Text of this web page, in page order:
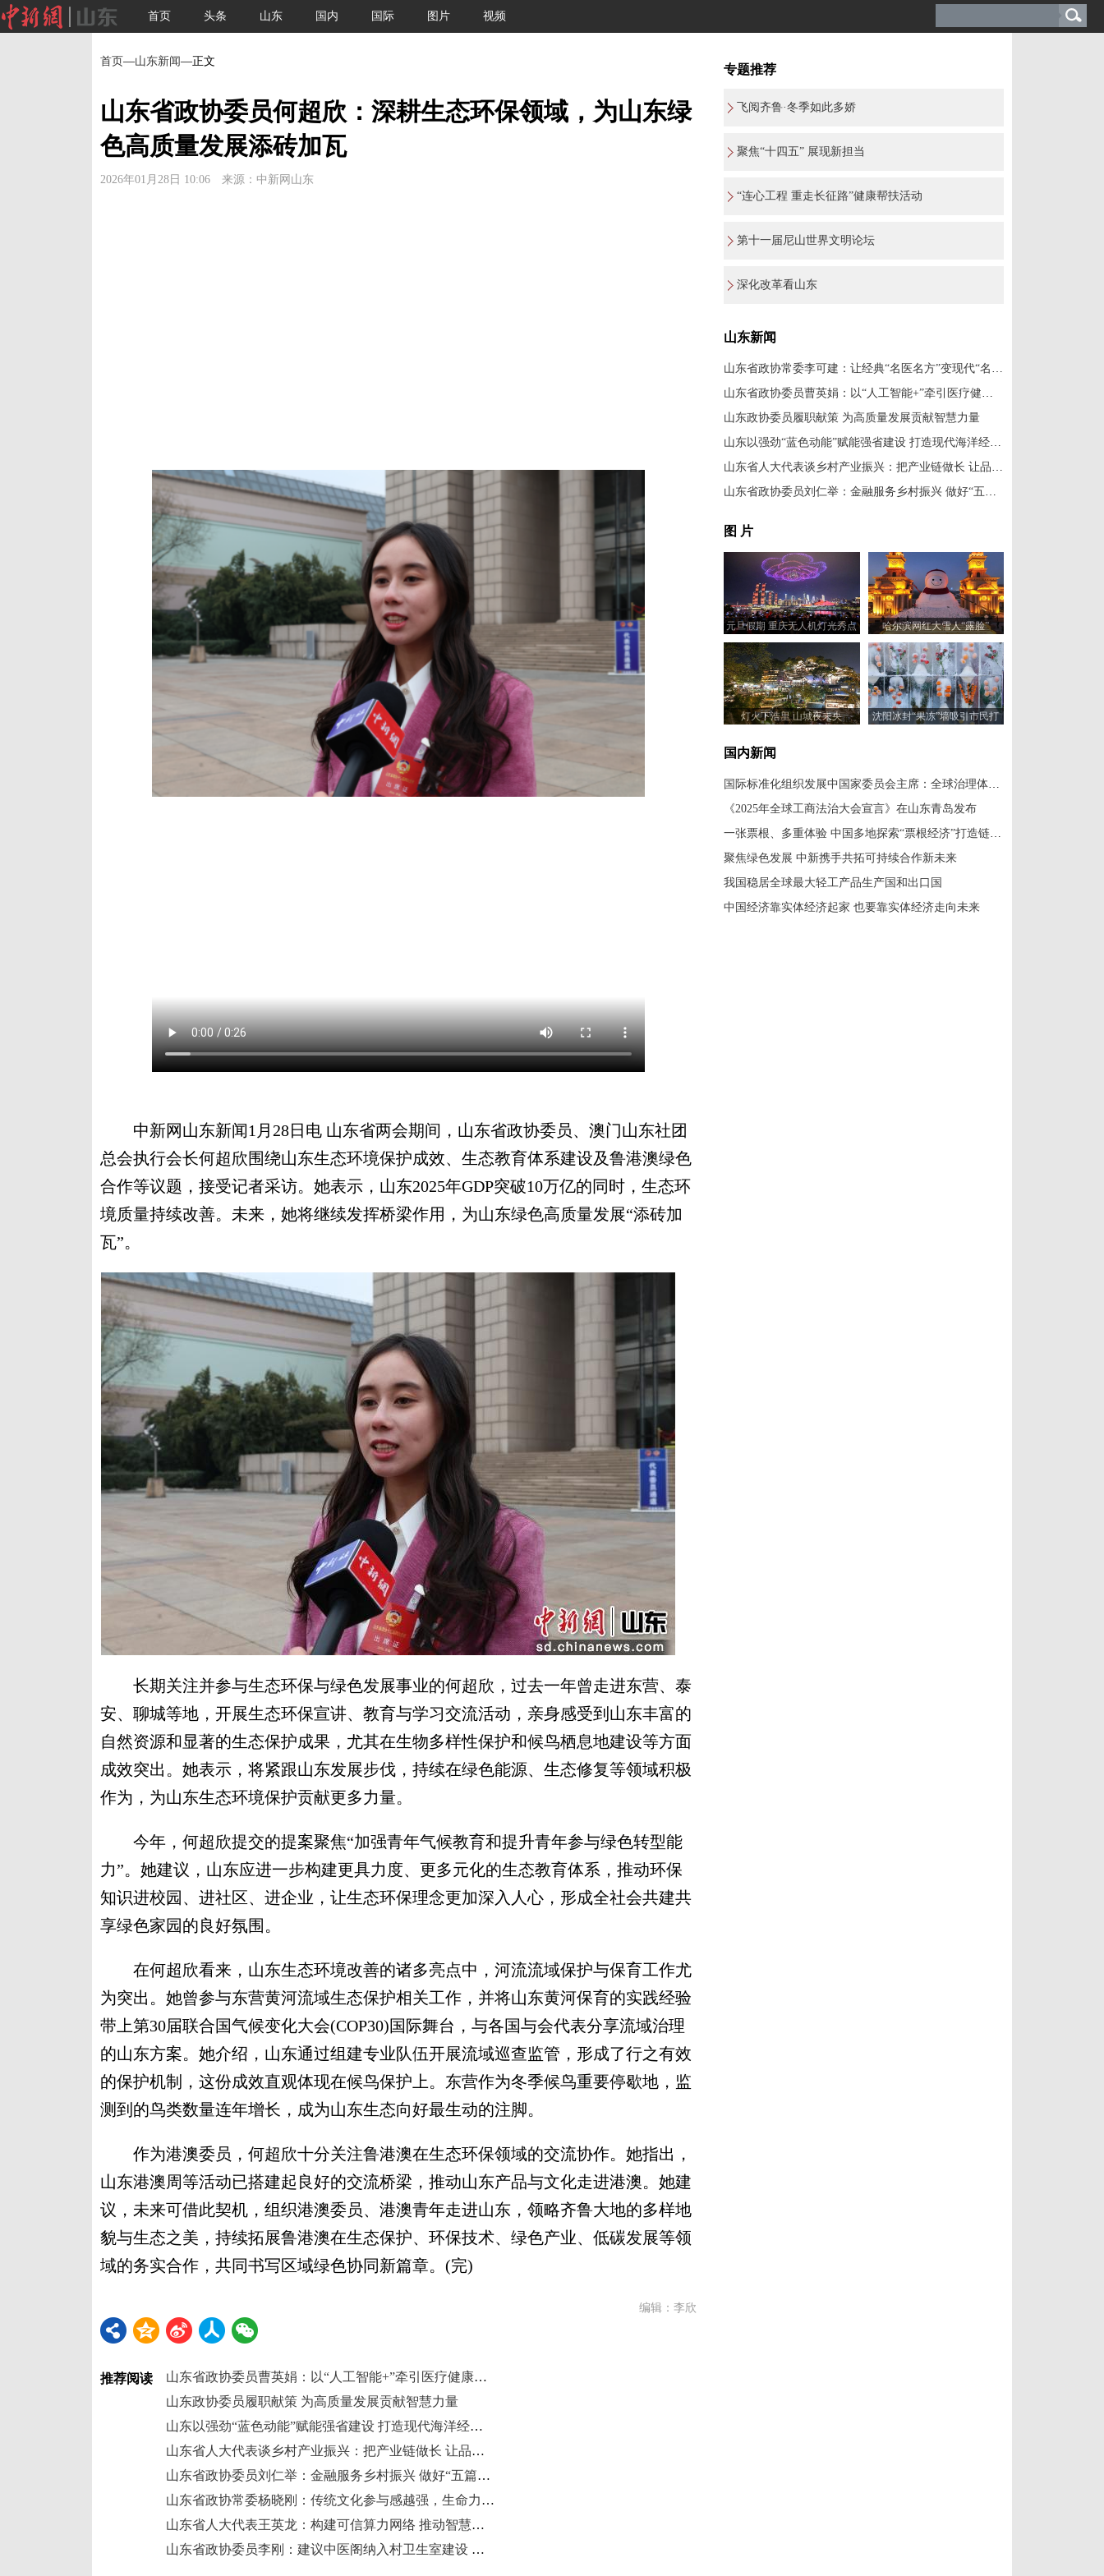
首页 头条 山东 国内 国际 图片 视频
首页—山东新闻—正文
山东省政协委员何超欣：深耕生态环保领域，为山东绿
色高质量发展添砖加瓦
2026年01月28日 10:06 来源：中新网山东
中新网山东新闻1月28日电 山东省两会期间，山东省政协委员、澳门山东社团
总会执行会长何超欣围绕山东生态环境保护成效、生态教育体系建设及鲁港澳绿色
合作等议题，接受记者采访。她表示，山东2025年GDP突破10万亿的同时，生态环
境质量持续改善。未来，她将继续发挥桥梁作用，为山东绿色高质量发展“添砖加
瓦”。
长期关注并参与生态环保与绿色发展事业的何超欣，过去一年曾走进东营、泰
安、聊城等地，开展生态环保宣讲、教育与学习交流活动，亲身感受到山东丰富的
自然资源和显著的生态保护成果，尤其在生物多样性保护和候鸟栖息地建设等方面
成效突出。她表示，将紧跟山东发展步伐，持续在绿色能源、生态修复等领域积极
作为，为山东生态环境保护贡献更多力量。
今年，何超欣提交的提案聚焦“加强青年气候教育和提升青年参与绿色转型能
力”。她建议，山东应进一步构建更具力度、更多元化的生态教育体系，推动环保
知识进校园、进社区、进企业，让生态环保理念更加深入人心，形成全社会共建共
享绿色家园的良好氛围。
在何超欣看来，山东生态环境改善的诸多亮点中，河流流域保护与保育工作尤
为突出。她曾参与东营黄河流域生态保护相关工作，并将山东黄河保育的实践经验
带上第30届联合国气候变化大会(COP30)国际舞台，与各国与会代表分享流域治理
的山东方案。她介绍，山东通过组建专业队伍开展流域巡查监管，形成了行之有效
的保护机制，这份成效直观体现在候鸟保护上。东营作为冬季候鸟重要停歇地，监
测到的鸟类数量连年增长，成为山东生态向好最生动的注脚。
作为港澳委员，何超欣十分关注鲁港澳在生态环保领域的交流协作。她指出，
山东港澳周等活动已搭建起良好的交流桥梁，推动山东产品与文化走进港澳。她建
议，未来可借此契机，组织港澳委员、港澳青年走进山东，领略齐鲁大地的多样地
貌与生态之美，持续拓展鲁港澳在生态保护、环保技术、绿色产业、低碳发展等领
域的务实合作，共同书写区域绿色协同新篇章。(完)
编辑：李欣
推荐阅读
山东省政协委员曹英娟：以“人工智能+”牵引医疗健康向高端服务升级
山东政协委员履职献策 为高质量发展贡献智慧力量
山东以强劲“蓝色动能”赋能强省建设 打造现代海洋经济发展高地
山东省人大代表谈乡村产业振兴：把产业链做长 让品牌发光
山东省政协委员刘仁举：金融服务乡村振兴 做好“五篇大文章”
山东省政协常委杨晓刚：传统文化参与感越强，生命力越强
山东省人大代表王英龙：构建可信算力网络 推动智慧医疗产业发展
山东省政协委员李刚：建议中医阁纳入村卫生室建设 惠及基层民众
专题推荐
飞阅齐鲁·冬季如此多娇
聚焦“十四五” 展现新担当
“连心工程 重走长征路”健康帮扶活动
第十一届尼山世界文明论坛
深化改革看山东
山东新闻
山东省政协常委李可建：让经典“名医名方”变现代“名品名药”
山东省政协委员曹英娟：以“人工智能+”牵引医疗健康向高端服务升级
山东政协委员履职献策 为高质量发展贡献智慧力量
山东以强劲“蓝色动能”赋能强省建设 打造现代海洋经济发展高地
山东省人大代表谈乡村产业振兴：把产业链做长 让品牌发光
山东省政协委员刘仁举：金融服务乡村振兴 做好“五篇大文章”
图 片
元旦假期 重庆无人机灯光秀点
亮绚丽夜空
哈尔滨网红大雪人“露脸”
灯火下浩里 山城夜未央
沈阳冰封“果冻”墙吸引市民打
国内新闻
国际标准化组织发展中国家委员会主席：全球治理体系改革应共建共享
《2025年全球工商法治大会宣言》在山东青岛发布
一张票根、多重体验 中国多地探索“票根经济”打造链式消费新场景
聚焦绿色发展 中新携手共拓可持续合作新未来
我国稳居全球最大轻工产品生产国和出口国
中国经济靠实体经济起家 也要靠实体经济走向未来